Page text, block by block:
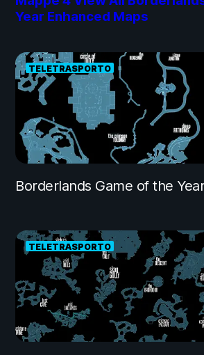
Year Enhanced Maps
TELETRASPORTO
TELETRASPORTO